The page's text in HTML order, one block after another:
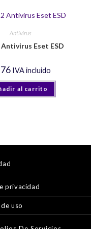
Antivirus
Eset ESD
IVA incluido
al carrito
privacidad
uso